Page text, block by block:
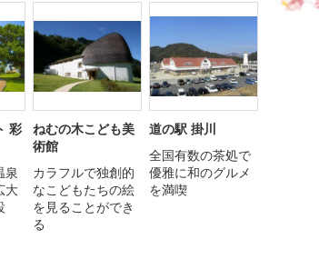
彩
泉
大
ねむの木こども美
術館
カラフルで独創的
なこどもたちの絵
を見ることができ
る
道の駅 掛川
全国有数の茶処で
優雅に和のグルメ
を満喫